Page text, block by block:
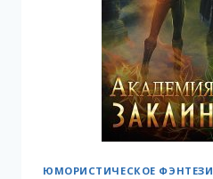
ЮМОРИСТИЧЕСКОЕ ФЭНТЕЗИ